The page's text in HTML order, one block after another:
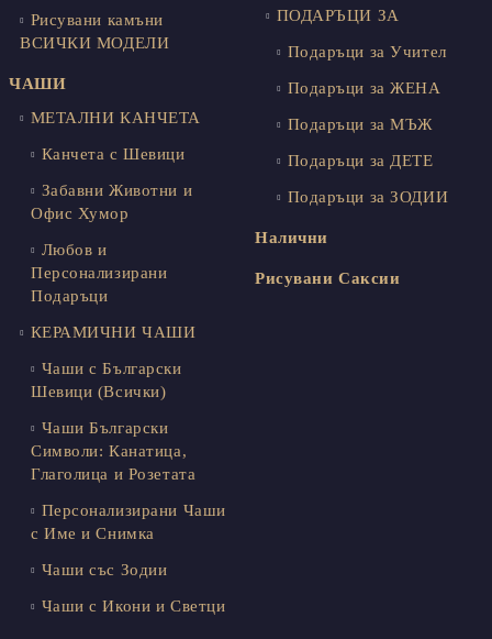
Рисувани камъни
ВСИЧКИ МОДЕЛИ
ЧАШИ
МЕТАЛНИ КАНЧЕТА
Канчета с Шевици
Забавни Животни и
Офис Хумор
Любов и
Персонализирани
Подаръци
КЕРАМИЧНИ ЧАШИ
Чаши с Български
Шевици (Всички)
Чаши Български
Символи: Канатица,
Глаголица и Розетата
Персонализирани Чаши
с Име и Снимка
Чаши със Зодии
Чаши с Икони и Светци
ПОДАРЪЦИ ЗА
Подаръци за Учител
Подаръци за ЖЕНА
Подаръци за МЪЖ
Подаръци за ДЕТЕ
Подаръци за ЗОДИИ
Налични
Рисувани Саксии